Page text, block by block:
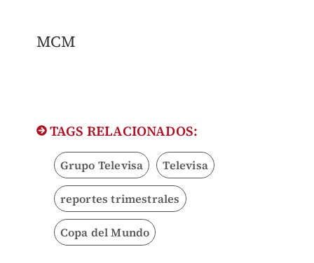
MCM
TAGS RELACIONADOS:
Grupo Televisa Televisa
reportes trimestrales
Copa del Mundo